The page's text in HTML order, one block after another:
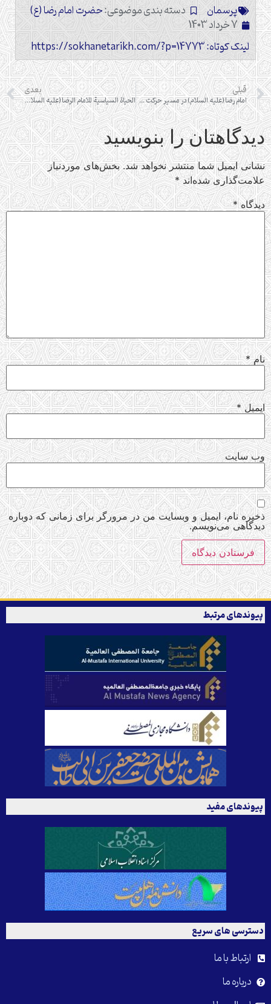
پرسمان دسته بندی موضوعی:حضرت امام رضا (ع)
7 خرداد 1403
لینک کوتاه: https://sokhanetarikh.com/?p=14773
قبلی
امام رضا (علیه السلام) در مسیر حرکت خود از مدینه به سمت مرو از چه مناطقی عبور کرد؟
بعدی
الحیاة السیاسیة للامام الرضا (علیه السلام)
دیدگاهتان را بنویسید
نشانی ایمیل شما منتشر نخواهد شد. بخش‌های موردنیاز
علامت‌گذاری شده‌اند*
دیدگاه *
نام*
ایمیل*
وب‌ سایت
ذخیره نام، ایمیل و وبسایت من در مرورگر برای زمانی که دوباره
دیدگاهی می‌نویسم.
پیوندهای مرتبط
پیوندهای مفید
دسترسی های سریع
ارتباط با ما
درباره ما